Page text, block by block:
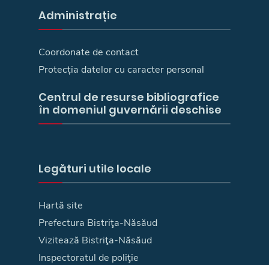
Administrație
Coordonate de contact
Protecția datelor cu caracter personal
Centrul de resurse bibliografice
în domeniul guvernării deschise
Legături utile locale
Hartă site
Prefectura Bistriţa-Năsăud
Vizitează Bistriţa-Năsăud
Inspectoratul de poliţie